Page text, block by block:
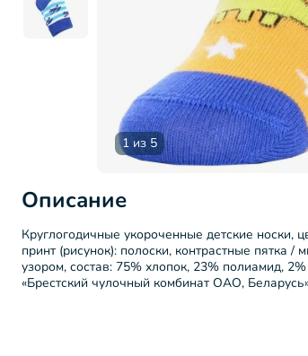
1 из 5
Описание
Круглогодичные укороченные детские
принт (рисунок): полоски, контрастные пятка
узором, состав: 75% хлопок, 23% полиамид,
«Брестский чулочный комбинат ОАО,